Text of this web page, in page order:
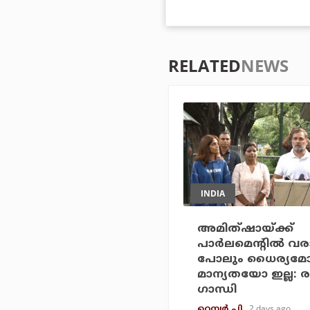
RELATEDNEWS
INDIA
അമിത്ഷായ്ക്ക്
പാര്‍ലമെന്റില്‍
പോലും
മാന്യതയോ ഇല്ല:
ഗാന്ധി